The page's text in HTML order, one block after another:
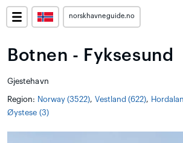
norskhavneguide.no
Botnen - Fyksesund
Gjestehavn
Region: Norway (3522), Vestland (622),
Øystese (3)